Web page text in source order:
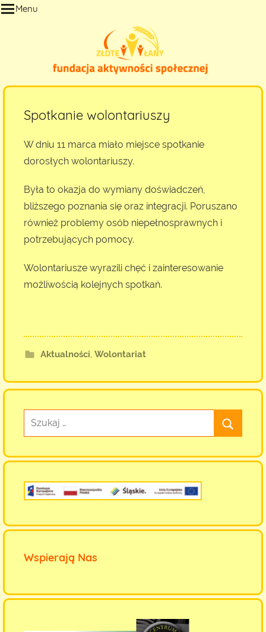
Przejdź
Menu
Spotkanie wolontariuszy
W dniu 11 marca miało miejsce spotkanie
dorosłych wolontariuszy.
Była to okazja do wymiany doświadczeń,
bliższego poznania się oraz integracji. Poruszano
również problemy osób niepełnosprawnych i
potrzebujących pomocy.
Wolontariusze wyrazili chęć i zainteresowanie
możliwością kolejnych spotkań.
Aktualności Wolontariat
Wspierają Nas